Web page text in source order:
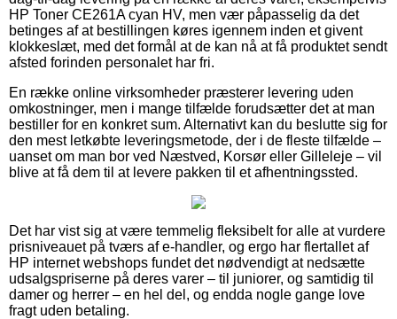
HP Toner CE261A cyan HV, men vær påpasselig da det
betinges af at bestillingen køres igennem inden et givent
klokkeslæt, med det formål at de kan nå at få produktet sendt
afsted forinden personalet har fri.
En række online virksomheder præsterer levering uden
omkostninger, men i mange tilfælde forudsætter det at man
bestiller for en konkret sum. Alternativt kan du beslutte sig for
den mest letkøbte leveringsmetode, der i de fleste tilfælde –
uanset om man bor ved Næstved, Korsør eller Gilleleje – vil
blive at få dem til at levere pakken til et afhentningssted.
Det har vist sig at være temmelig fleksibelt for alle at vurdere
prisniveauet på tværs af e-handler, og ergo har flertallet af
HP internet webshops fundet det nødvendigt at nedsætte
udsalgspriserne på deres varer – til juniorer, og samtidig til
damer og herrer – en hel del, og endda nogle gange love
fragt uden betaling.